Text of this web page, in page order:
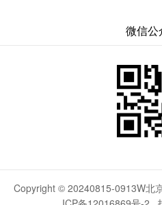
微信公
Copyright © 20240815-0913W北